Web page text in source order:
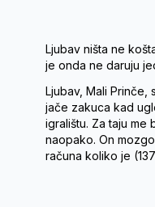
Ljubav ništa ne
je onda ne daruju
Ljubav, Mali Prinče,
jače zakuca kad
igralištu. Za taju me
naopako. On
računa koliko je